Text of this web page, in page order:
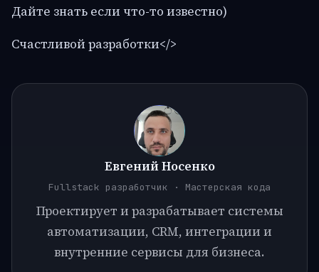
Дайте знать если что-то известно)
Счастливой разработки</>
Евгений Носенко
Fullstack разработчик · Мастерская кода
Проектирует и разрабатывает системы
автоматизации, CRM, интеграции и
внутренние сервисы для бизнеса.